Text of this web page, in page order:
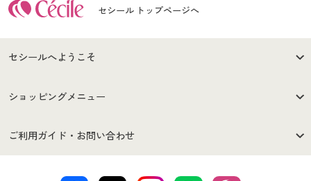
セシール トップページへ
セシールへようこそ
はじめての方へ
セシールご利用規約
ショッピングメニュー
商品カテゴリ
ご利用ガイド・お問い合わせ